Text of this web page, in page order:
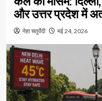
और उत्तर प्रदेश में
नेहा चतुर्वेदी मई 24, 2026